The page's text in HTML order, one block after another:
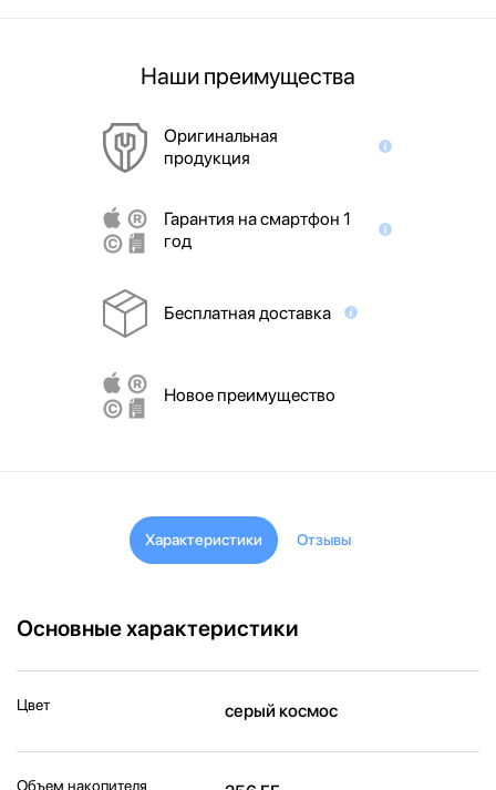
Наши преимущества
Оригинальная
продукция
Гарантия на смартфон 1
год
Бесплатная доставка
Новое преимущество
Характеристики Отзывы
Основные характеристики
Цвет серый космос
Объем накопителя